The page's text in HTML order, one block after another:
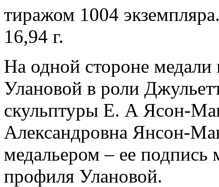
тиражом 1004
16,94 г.
На одной стороне
Улановой в роли
скульптуры Е. А Ясон-
Александровна Янсон-
медальером – ее подпись
профиля Улановой.